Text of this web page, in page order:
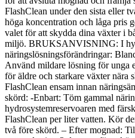
FlashClean under den sista eller
höga koncentration och låga pris
valet för att skydda dina växter i
miljö. BRUKSANVISNING: I
näringslösningsförändringar:
Använd mildare lösning för unga
för äldre och starkare växter nära
FlashClean ensam innan
skörd: -Enbart: Töm gammal
hydrosystemreservoaren med
FlashClean per liter vatten. Kör
två före skörd. – Efter mognad: